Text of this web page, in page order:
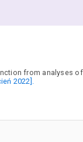
from analyses
2022].